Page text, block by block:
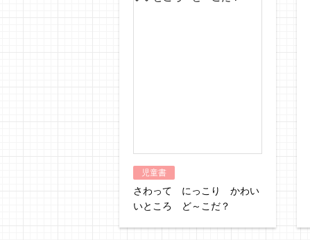
児童書
さわって にっこり かわい
いところ ど～こだ？